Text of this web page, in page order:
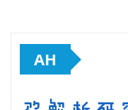
AH